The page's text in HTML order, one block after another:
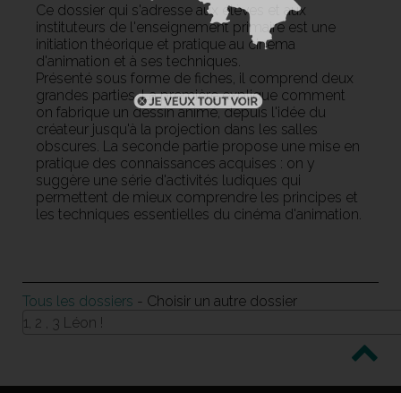
Ce dossier qui s'adresse aux élèves et aux
instituteurs de l'enseignement primaire est une
initiation théorique et pratique au cinéma
d'animation et à ses techniques.
Présenté sous forme de fiches, il comprend deux
grandes parties. La première explique comment
on fabrique un dessin animé, depuis l'idée du
créateur jusqu'à la projection dans les salles
obscures. La seconde partie propose une mise en
pratique des connaissances acquises : on y
suggère une série d'activités ludiques qui
permettent de mieux comprendre les principes et
les techniques essentielles du cinéma d'animation.
Tous les dossiers - Choisir un autre dossier
1, 2 , 3 Léon !